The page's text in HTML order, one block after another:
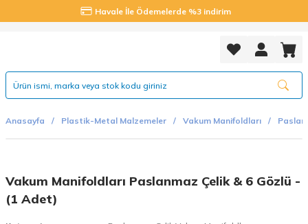
Havale İle Ödemelerde %3 indirim
Anasayfa Plastik-Metal Malzemeler Vakum Manifoldları
Vakum Manifoldları Paslanmaz Çelik & 6 Gözlü -
(1 Adet)